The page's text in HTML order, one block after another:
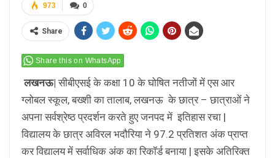
0
973
Share
Share this on WhatsApp
लखनऊ|सीबीएसई के कक्षा 10 के घोषित नतीजों में एस आर
ग्लोबल स्कूल, बख्शी का तालाब, लखनऊ के छात्र – छात्राओं ने
अपना सर्वश्रेष्ठ प्रदर्शन करते हुए जनपद में इतिहास रचा |
विद्यालय के छात्र अविरल भदौरिया ने 97.2 प्रतिशत अंक प्राप्त
कर विद्यालय में सर्वाधिक अंक का रिकॉर्ड बनाया | इसके अतिरिक्त